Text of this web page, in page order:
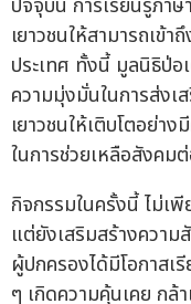
ปัจจุบัน การเรียนรู้ภา
เยาวชนให้สามารถเข้า
ประเทศ ทั้งนี้ มูลนิธิป่อ
ความมุ่งมั่นในการส่ง
เยาวชนให้เติบโตอย่า
ในการช่วยเหลือสังคม
กิจกรรมในครั้งนี้ ไม่เ
แต่ยังเสริมสร้างควา
ผู้ปกครองได้มีโอกาสเ
ๆ เกิดความคุ้นเคย ก